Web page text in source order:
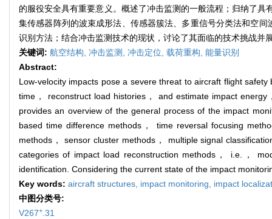
的服役安全具有重要意义。概述了冲击监测的一般流程；归纳了
集传感器阵列的波束成形法、传感器簇法、多重信号分类法和空
识别方法；结合冲击监测技术的现状，讨论了其面临的技术挑战并
关键词: 航空结构, 冲击监测, 冲击定位, 载荷重构, 能量识别
Abstract:
Low-velocity impacts pose a severe threat to aircraft flight
time， reconstruct load histories， and estimate impact
provides an overview of the general process of the impact
based time difference methods， time reversal focusing
methods， sensor cluster methods， multiple signal
categories of impact load reconstruction methods， i.e.，
identification. Considering the current state of the impact
Key words: aircraft structures, impact monitoring, impact
中图分类号:
V267+.31